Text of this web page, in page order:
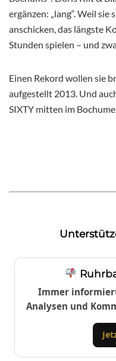
ergänzen: „lang“. Weil
anschicken, das längste
Stunden spielen – und
Einen Rekord wollen sie
aufgestellt 2013. Und
SIXTY mitten im
Immer
Analysen und